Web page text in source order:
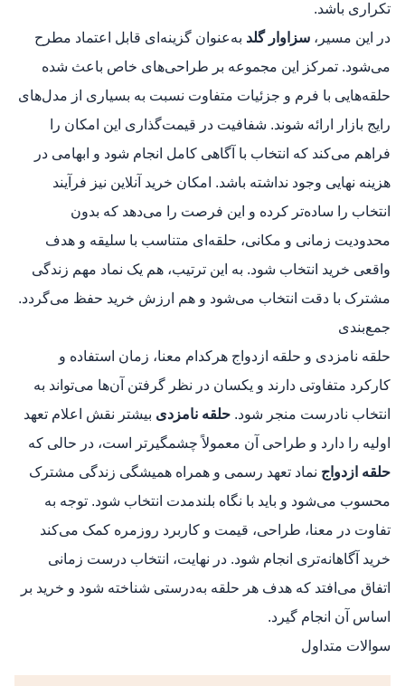
تکراری باشد.
در این مسیر، سزاوار گلد به‌عنوان گزینه‌ای قابل اعتماد مطرح
می‌شود. تمرکز این مجموعه بر طراحی‌های خاص باعث شده
حلقه‌هایی با فرم و جزئیات متفاوت نسبت به بسیاری از مدل‌های
رایج بازار ارائه شوند. شفافیت در قیمت‌گذاری این امکان را
فراهم می‌کند که انتخاب با آگاهی کامل انجام شود و ابهامی در
هزینه نهایی وجود نداشته باشد. امکان خرید آنلاین نیز فرآیند
انتخاب را ساده‌تر کرده و این فرصت را می‌دهد که بدون
محدودیت زمانی و مکانی، حلقه‌ای متناسب با سلیقه و هدف
واقعی خرید انتخاب شود. به این ترتیب، هم یک نماد مهم زندگی
مشترک با دقت انتخاب می‌شود و هم ارزش خرید حفظ می‌گردد.
جمع‌بندی
حلقه نامزدی و حلقه ازدواج هرکدام معنا، زمان استفاده و
کارکرد متفاوتی دارند و یکسان در نظر گرفتن آن‌ها می‌تواند به
انتخاب نادرست منجر شود. حلقه نامزدی بیشتر نقش اعلام تعهد
اولیه را دارد و طراحی آن معمولاً چشمگیرتر است، در حالی که
حلقه ازدواج نماد تعهد رسمی و همراه همیشگی زندگی مشترک
محسوب می‌شود و باید با نگاه بلندمدت انتخاب شود. توجه به
تفاوت در معنا، طراحی، قیمت و کاربرد روزمره کمک می‌کند
خرید آگاهانه‌تری انجام شود. در نهایت، انتخاب درست زمانی
اتفاق می‌افتد که هدف هر حلقه به‌درستی شناخته شود و خرید بر
اساس آن انجام گیرد.
سوالات متداول